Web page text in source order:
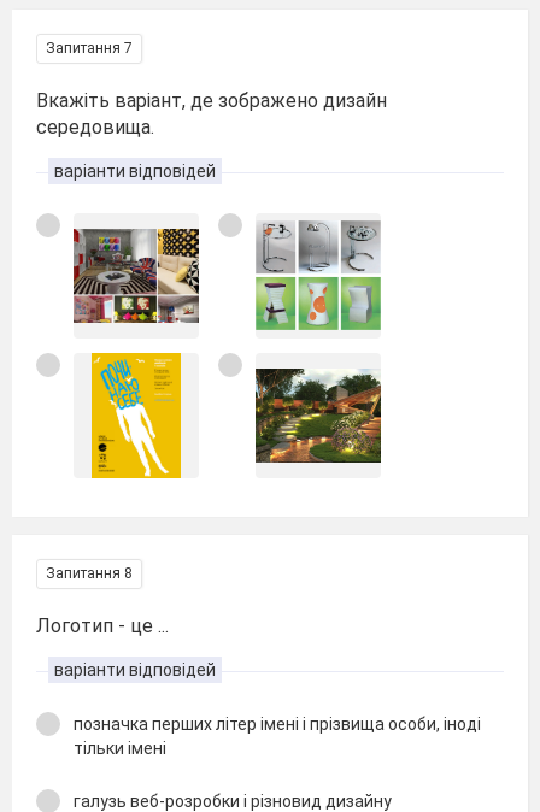
Запитання 7
Вкажіть варіант, де зображено дизайн
середовища.
варіанти відповідей
Запитання 8
Логотип - це ...
варіанти відповідей
позначка перших літер імені і прізвища особи, іноді
тільки імені
галузь веб-розробки і різновид дизайну